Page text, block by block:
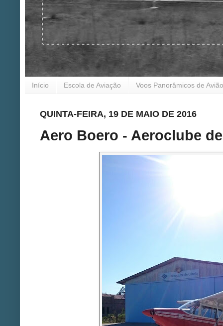
Início Escola de Aviação Voos Panorâmicos de Avião
QUINTA-FEIRA, 19 DE MAIO DE 2016
Aero Boero - Aeroclube